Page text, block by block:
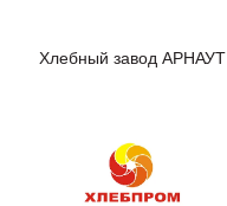
Хлебный завод АРНАУТ